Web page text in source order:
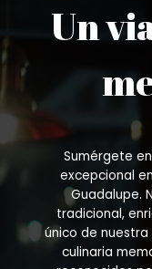
Un
Sumérgete
excepcional
Guadalupe.
tradicional,
único de
culinaria